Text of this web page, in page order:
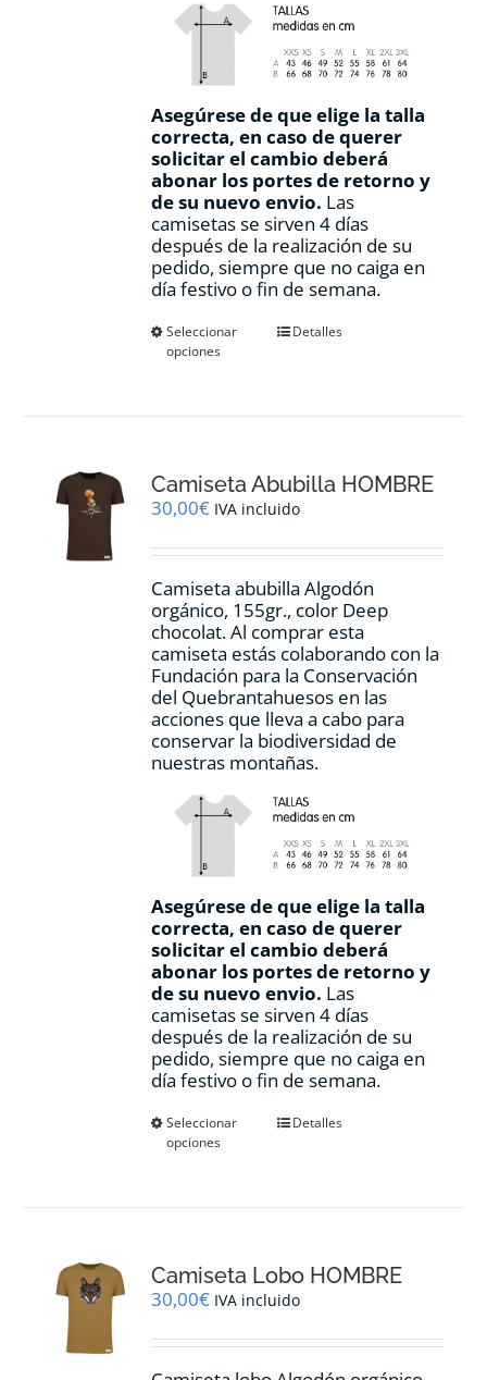
Asegúrese de que elige la talla
correcta, en caso de querer
solicitar el cambio deberá
abonar los portes de retorno y
de su nuevo envio. Las
camisetas se sirven 4 días
después de la realización de su
pedido, siempre que no caiga en
día festivo o fin de semana.
Seleccionar
opciones
Este
se
pueden
en
página
de
producto
Detalles
Camiseta Abubilla HOMBRE
30,00€ IVA incluido
Camiseta abubilla Algodón
orgánico, 155gr., color Deep
chocolat. Al comprar esta
camiseta estás colaborando con la
Fundación para la Conservación
del Quebrantahuesos en las
acciones que lleva a cabo para
conservar la biodiversidad de
nuestras montañas.
Asegúrese de que elige la talla
correcta, en caso de querer
solicitar el cambio deberá
abonar los portes de retorno y
de su nuevo envio. Las
camisetas se sirven 4 días
después de la realización de su
pedido, siempre que no caiga en
día festivo o fin de semana.
Seleccionar
opciones
Este
se
pueden
en
Detalles
Camiseta Lobo HOMBRE
30,00€ IVA incluido